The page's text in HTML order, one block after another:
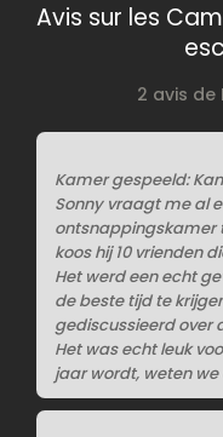
Avis sur les
2 avis de
Kamer gespeeld:
Sonny vraagt me al
ontsnappingskamer
koos hij 10 vrienden
Het werd een echt
de beste tijd te
gediscussieerd over
Het was echt leuk
jaar wordt, weten